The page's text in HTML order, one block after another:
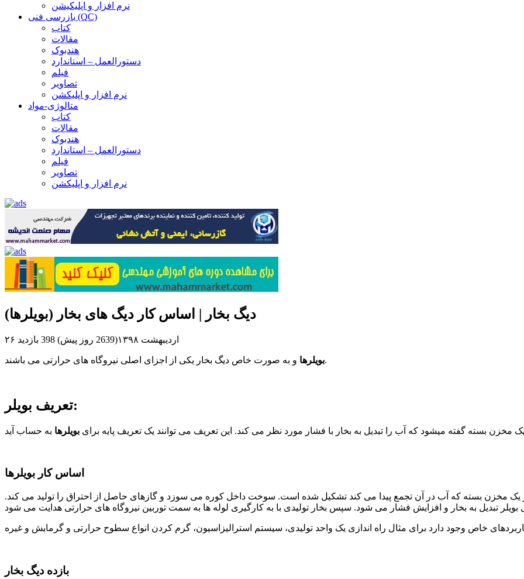
نرم افزار و اپلیکیشن
بازرسی فنی (QC)
کتاب
مقالات
هندبوک
دستورالعمل – استاندارد
فیلم
تصاویر
نرم افزار و اپلیکشن
متالوژی-مواد
کتاب
مقالات
هندبوک
دستورالعمل – استاندارد
فیلم
تصاویر
نرم افزار و اپلیکشن
دیگ بخار | اساس کار دیگ های بخار (بویلرها)
۲۶ اردیبهشت ۱۳۹۸(2639 روز پیش) 398 بازدید
بویلرهاو به صورت خاص دیگ بخار یکی از اجزای اصلی نیروگاه های حرارتی می باشند.
تعریف بویلر:
مخزن بسته گفته میشود که آب را تبدیل به بخار با فشار مورد نظر می کند. این تعریف می توانند یک تعریف پایه برای بویلرها
اساس کار بویلرها
یک مخزن بسته که آب در آن تجمع پیدا می کند تشکیل شده است. سوخت داخل کوره می سوزد و گازهای حاصل از احتراق را تولید می کند.
بازده دیگ بخار